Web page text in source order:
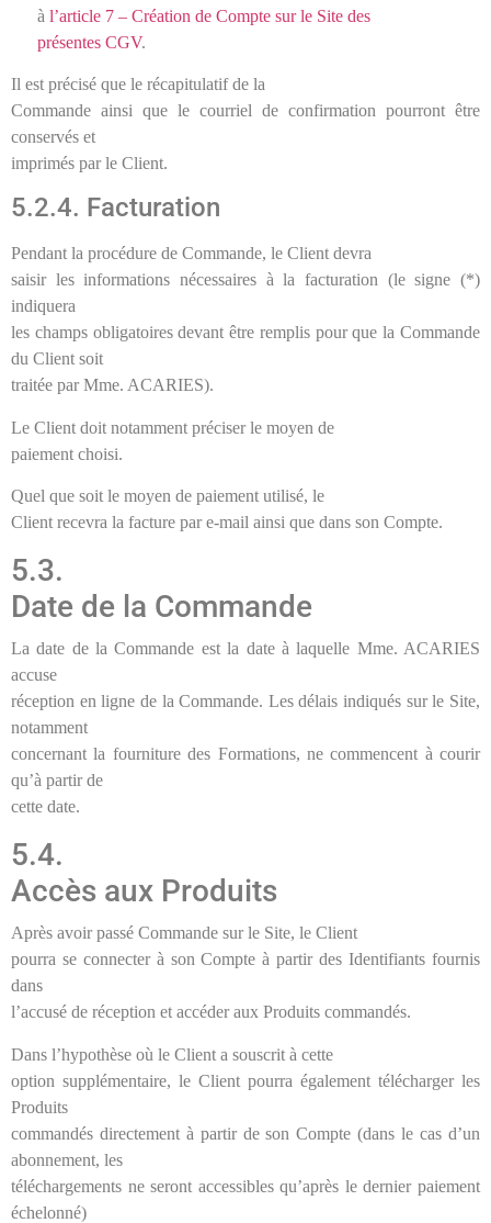
à l’article 7 – Création de Compte sur le Site des
présentes CGV.
Il est précisé que le récapitulatif de la
Commande ainsi que le courriel de confirmation pourront être
conservés et
imprimés par le Client.
5.2.4. Facturation
Pendant la procédure de Commande, le Client devra
saisir les informations nécessaires à la facturation (le signe (*)
indiquera
les champs obligatoires devant être remplis pour que la Commande
du Client soit
traitée par Mme. ACARIES).
Le Client doit notamment préciser le moyen de
paiement choisi.
Quel que soit le moyen de paiement utilisé, le
Client recevra la facture par e-mail ainsi que dans son Compte.
5.3.
Date de la Commande
La date de la Commande est la date à laquelle Mme. ACARIES
accuse
réception en ligne de la Commande. Les délais indiqués sur le Site,
notamment
concernant la fourniture des Formations, ne commencent à courir
qu’à partir de
cette date.
5.4.
Accès aux Produits
Après avoir passé Commande sur le Site, le Client
pourra se connecter à son Compte à partir des Identifiants fournis
dans
l’accusé de réception et accéder aux Produits commandés.
Dans l’hypothèse où le Client a souscrit à cette
option supplémentaire, le Client pourra également télécharger les
Produits
commandés directement à partir de son Compte (dans le cas d’un
abonnement, les
téléchargements ne seront accessibles qu’après le dernier paiement
échelonné)